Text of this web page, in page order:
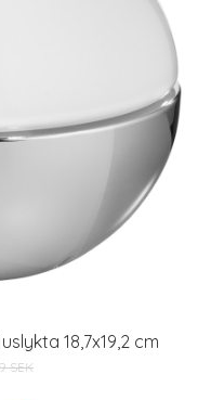
18,7x19,2 cm
SEK